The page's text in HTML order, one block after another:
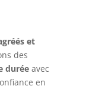
et
des
duréeavec
en